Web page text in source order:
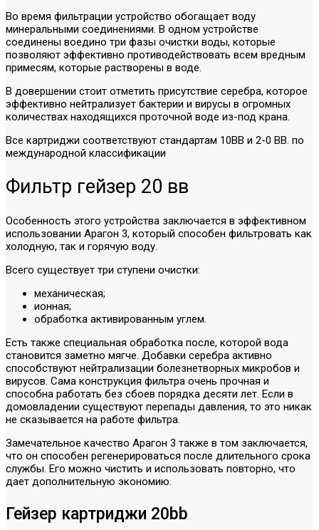
Во время фильтрации устройство обогащает воду
минеральными соединениями. В одном устройстве
соединены воедино три фазы очистки воды, которые
позволяют эффективно противодействовать всем вредным
примесям, которые растворены в воде.
В довершении стоит отметить присутствие серебра, которое
эффективно нейтрализует бактерии и вирусы в огромных
количествах находящихся проточной воде из-под крана.
Все картриджи соответствуют стандартам 10ВВ и 2-0 ВВ. по
международной классификации
Фильтр гейзер 20 вв
Особенность этого устройства заключается в эффективном
использовании Арагон 3, который способен фильтровать как
холодную, так и горячую воду.
Всего существует три ступени очистки:
механическая;
ионная;
обработка активированным углем.
Есть также специальная обработка после, которой вода
становится заметно мягче. Добавки серебра активно
способствуют нейтрализации болезнетворных микробов и
вирусов. Сама конструкция фильтра очень прочная и
способна работать без сбоев порядка десяти лет. Если в
домовладении существуют перепады давления, то это никак
не сказывается на работе фильтра.
Замечательное качество Арагон 3 также в том заключается,
что он способен регенерироваться после длительного срока
службы. Его можно чистить и использовать повторно, что
дает дополнительную экономию.
Гейзер картриджи 20bb